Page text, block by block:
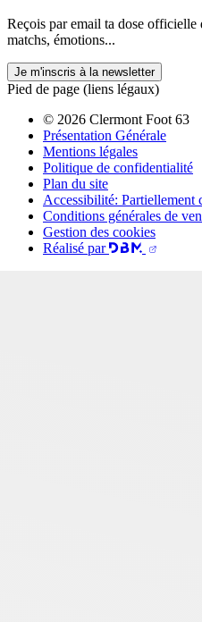
Reçois par email ta dose
matchs, émotions...
Je m'inscris à la newsletter
Pied de page (liens légaux)
© 2026 Clermont Foot 63
Présentation Générale
Mentions légales
Politique de confidentialité
Plan du site
Accessibilité: Partiellement
Conditions générales de
Gestion des cookies
Réalisé par